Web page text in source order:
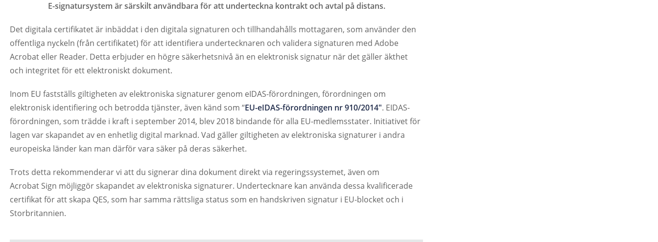
E-signatursystem är särskilt användbara för att underteckna kontrakt och avtal på distans.
Det digitala certifikatet är inbäddat i den digitala signaturen och tillhandahålls mottagaren, som använder den
offentliga nyckeln (från certifikatet) för att identifiera undertecknaren och validera signaturen med Adobe
Acrobat eller Reader. Detta erbjuder en högre säkerhetsnivå än en elektronisk signatur när det gäller äkthet
och integritet för ett elektroniskt dokument.
Inom EU fastställs giltigheten av elektroniska signaturer genom eIDAS-förordningen, förordningen om
elektronisk identifiering och betrodda tjänster, även känd som “EU-eIDAS-förordningen nr 910/2014″. EIDAS-
förordningen, som trädde i kraft i september 2014, blev 2018 bindande för alla EU-medlemsstater. Initiativet för
lagen var skapandet av en enhetlig digital marknad. Vad gäller giltigheten av elektroniska signaturer i andra
europeiska länder kan man därför vara säker på deras säkerhet.
Trots detta rekommenderar vi att du signerar dina dokument direkt via regeringssystemet, även om
Acrobat Sign möjliggör skapandet av elektroniska signaturer. Undertecknare kan använda dessa kvalificerade
certifikat för att skapa QES, som har samma rättsliga status som en handskriven signatur i EU-blocket och i
Storbritannien.